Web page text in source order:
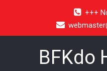
+++
BFKdo